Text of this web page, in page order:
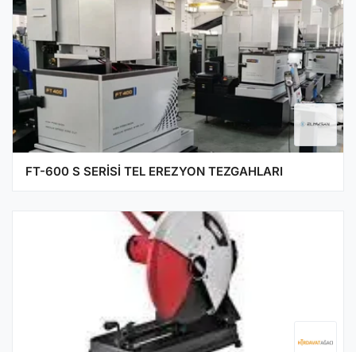
FT-600 S SERİSİ TEL EREZYON TEZGAHLARI